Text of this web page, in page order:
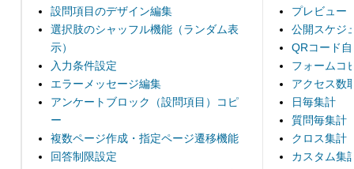
設問項目のデザイン編集
選択肢のシャッフル機能（ランダム表
示）
入力条件設定
エラーメッセージ編集
アンケートブロック（設問項目）コピ
ー
複数ページ作成・指定ページ遷移機能
回答制限設定
プレビュー
公開スケジ
QRコード
フォームコ
アクセス数
日毎集計
質問毎集計
クロス集計
カスタム集